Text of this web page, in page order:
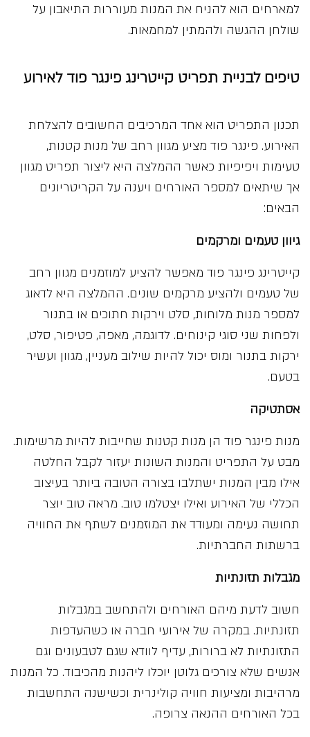
למארחים הוא להניח את המנות מעוררות התיאבון על
שולחן ההגשה ולהמתין למחמאות.
טיפים לבניית תפריט קייטרינג פינגר פוד לאירוע
תכנון התפריט הוא אחד המרכיבים החשובים להצלחת
האירוע. פינגר פוד מציע מגוון רחב של מנות קטנות,
טעימות ויפיפיות כאשר ההמלצה היא ליצור תפריט מגוון
אך שיתאים למספר האורחים ויענה על הקריטריונים
הבאים:
גיוון טעמים ומרקמים
קייטרינג פינגר פוד מאפשר להציע למוזמנים מגוון רחב
של טעמים ולהציע מרקמים שונים. ההמלצה היא לדאוג
למספר מנות מלוחות, סלט וירקות חתוכים או בתנור
ולפחות שני סוגי קינוחים. לדוגמה, מאפה, פטיפור, סלט,
ירקות בתנור ומוס יכול להיות שילוב מעניין, מגוון ועשיר
בטעם.
אסתטיקה
מנות פינגר פוד הן מנות קטנות שחייבות להיות מרשימות.
מבט על התפריט והמנות השונות יעזור לקבל החלטה
אילו מבין המנות ישתלבו בצורה הטובה ביותר בעיצוב
הכללי של האירוע ואילו יצטלמו טוב. מראה טוב יוצר
תחושה נעימה ומעודד את המוזמנים לשתף את החוויה
ברשתות החברתיות.
מגבלות תזונתיות
חשוב לדעת מיהם האורחים ולהתחשב במגבלות
תזונתיות. במקרה של אירועי חברה או כשהעדפות
התזונתיות לא ברורות, עדיף לוודא שגם לטבעונים וגם
אנשים שלא צורכים גלוטן יוכלו ליהנות מהכיבוד. כל המנות
מרהיבות ומציעות חוויה קולינרית וכשישנה התחשבות
בכל האורחים ההנאה צרופה.